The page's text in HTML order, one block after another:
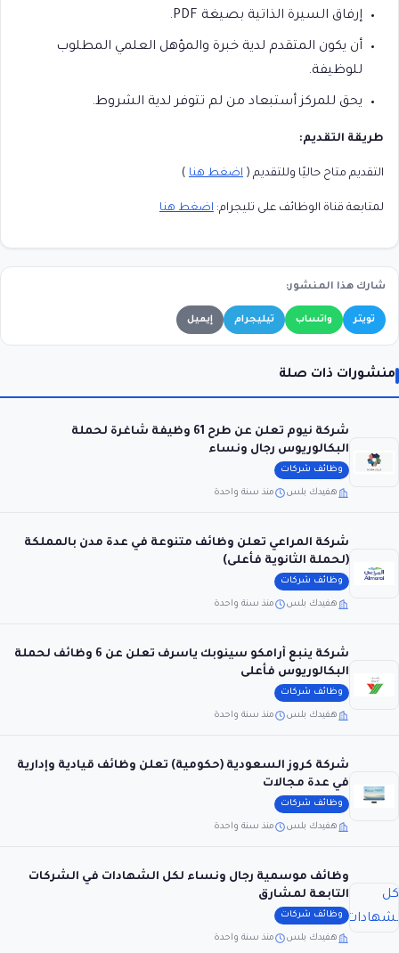
إرفاق السيرة الذاتية بصيغة PDF.
أن يكون المتقدم لدية خبرة والمؤهل العلمي المطلوب
للوظيفة.
يحق للمركز أستبعاد من لم تتوفر لدية الشروط.
طريقة التقديم:
التقديم متاح حاليًا وللتقديم ( اضغط هنا )
لمتابعة قناة الوظائف على تليجرام: اضغط هنا
شارك هذا المنشور:
تويتر واتساب تيليجرام إيميل
منشورات ذات صلة
شركة نيوم تعلن عن طرح 61 وظيفة شاغرة لحملة
البكالوريوس رجال ونساء
وظائف شركات
هفيدك بلس منذ سنة واحدة
شركة المراعي تعلن وظائف متنوعة في عدة مدن بالمملكة
(لحملة الثانوية فأعلى)
وظائف شركات
هفيدك بلس منذ سنة واحدة
شركة ينبع أرامكو سينوبك ياسرف تعلن عن 6 وظائف لحملة
البكالوريوس فأعلى
وظائف شركات
هفيدك بلس منذ سنة واحدة
شركة كروز السعودية (حكومية) تعلن وظائف قيادية وإدارية
في عدة مجالات
وظائف شركات
هفيدك بلس منذ سنة واحدة
وظائف موسمية رجال ونساء لكل الشهادات في الشركات
التابعة لمشارق
وظائف شركات
هفيدك بلس منذ سنة واحدة